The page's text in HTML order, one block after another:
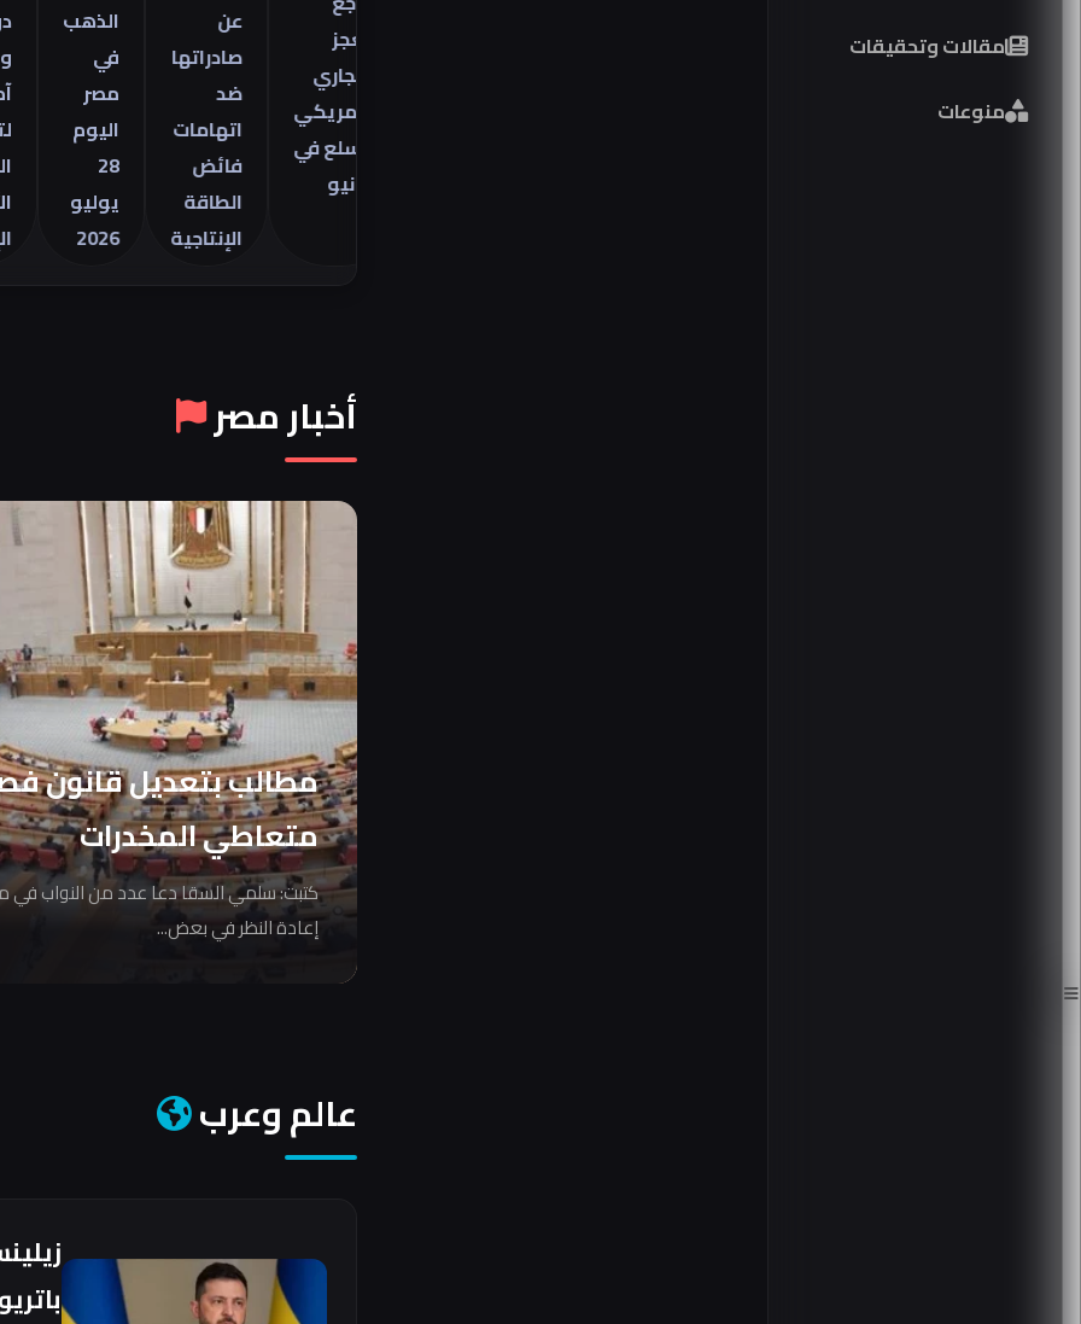
مقالات وتحقيقات
منوعات
الأمريكي
للسلع في
صادراتها
اتهامات
فائض
الطاقة
الإنتاجية
الذهب
2026
دولارات
لتهدئة
أخبار مصر
مطالب بتعديل قانون
متعاطي المخدرات
كتبت: سلمي السقا دعا عدد من النواب
إعادة النظر في بعض...
عالم وعرب